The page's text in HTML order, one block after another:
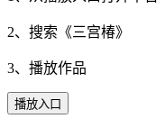
2、搜索《三宫椿》
3、播放作品
播放入口